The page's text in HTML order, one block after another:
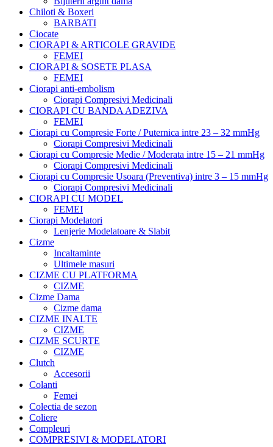
Chiloti & Boxeri
BARBATI
Ciocate
CIORAPI & ARTICOLE GRAVIDE
FEMEI
CIORAPI & SOSETE PLASA
FEMEI
Ciorapi anti-embolism
Ciorapi Compresivi Medicinali
CIORAPI CU BANDA ADEZIVA
FEMEI
Ciorapi cu Compresie Forte / Puternica intre 23 – 32 mmHg
Ciorapi Compresivi Medicinali
Ciorapi cu Compresie Medie / Moderata intre 15 – 21 mmHg
Ciorapi Compresivi Medicinali
Ciorapi cu Compresie Usoara (Preventiva) intre 3 – 15 mmHg
Ciorapi Compresivi Medicinali
CIORAPI CU MODEL
FEMEI
Ciorapi Modelatori
Lenjerie Modelatoare & Slabit
Cizme
Incaltaminte
Ultimele masuri
CIZME CU PLATFORMA
CIZME
Cizme Dama
Cizme dama
CIZME INALTE
CIZME
CIZME SCURTE
CIZME
Clutch
Accesorii
Colanti
Femei
Colectia de sezon
Coliere
Compleuri
COMPRESIVI & MODELATORI